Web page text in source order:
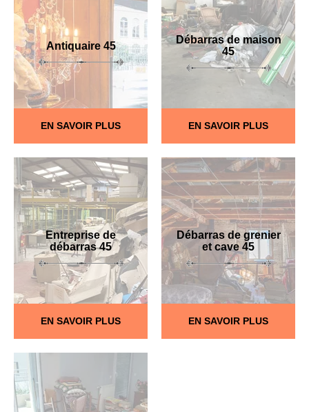
Antiquaire 45
EN SAVOIR PLUS
Débarras de maison
45
EN SAVOIR PLUS
Entreprise de
débarras 45
EN SAVOIR PLUS
Débarras de grenier
et cave 45
EN SAVOIR PLUS